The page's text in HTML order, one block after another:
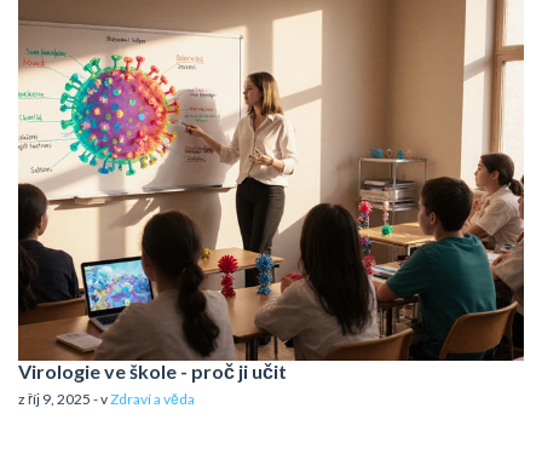
Virologie ve škole - proč ji učit
z říj 9, 2025 - vZdraví a věda